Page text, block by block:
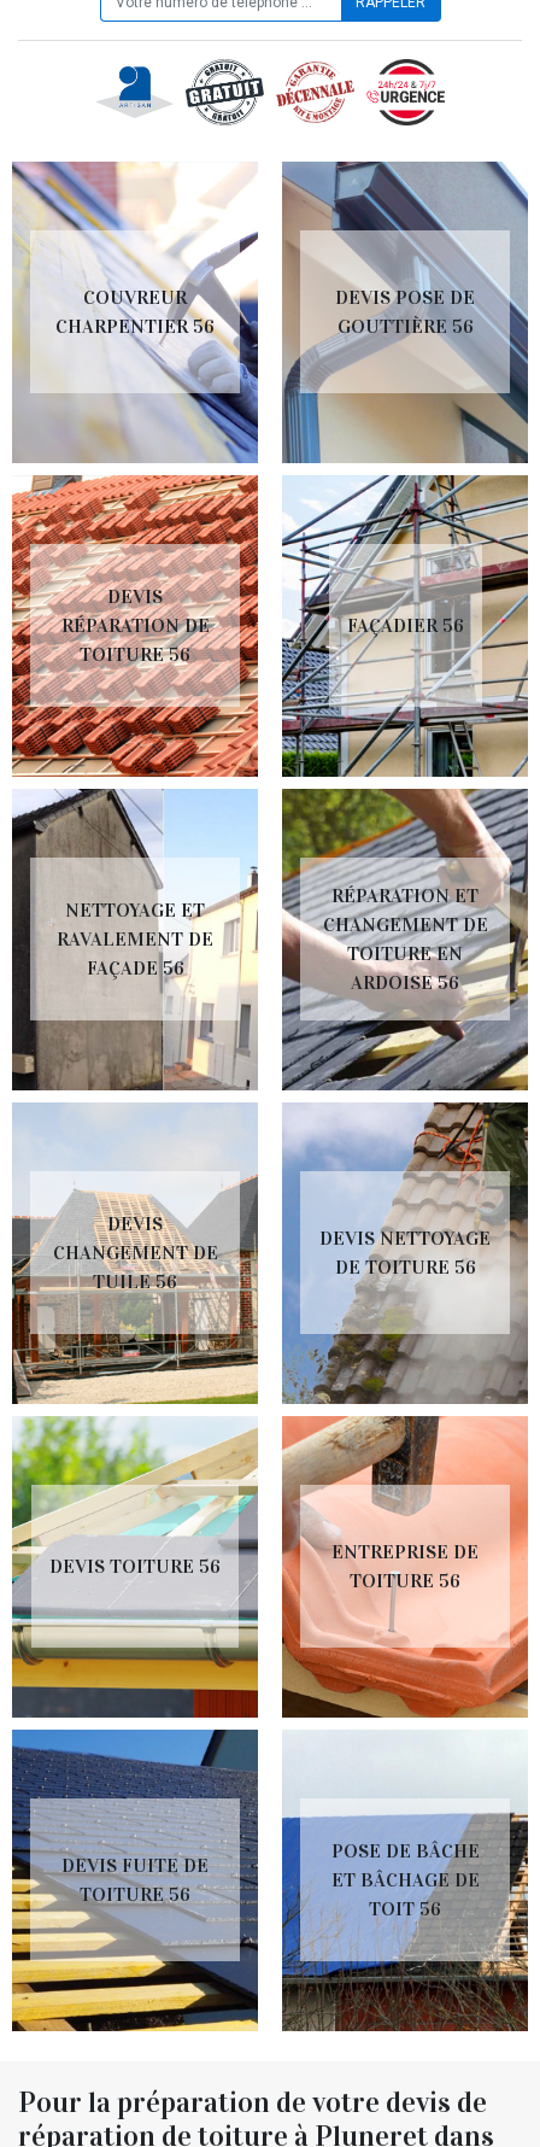
COUVREUR
CHARPENTIER 56
DEVIS POSE DE
GOUTTIÈRE 56
DEVIS
RÉPARATION DE
TOITURE 56
FAÇADIER 56
NETTOYAGE ET
RAVALEMENT DE
FAÇADE 56
RÉPARATION ET
CHANGEMENT DE
TOITURE EN
ARDOISE 56
DEVIS
CHANGEMENT DE
TUILE 56
DEVIS NETTOYAGE
DE TOITURE 56
DEVIS TOITURE 56
ENTREPRISE DE
TOITURE 56
DEVIS FUITE DE
TOITURE 56
POSE DE BÂCHE
ET BÂCHAGE DE
TOIT 56
Pour la préparation de votre devis de
réparation de toiture à Pluneret dans